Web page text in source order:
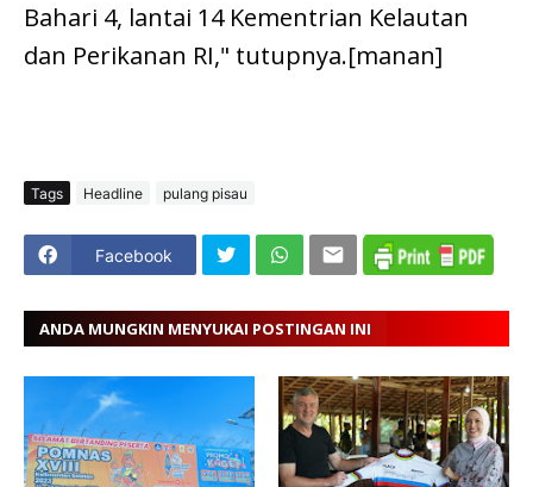
Bahari 4, lantai 14 Kementrian Kelautan
dan Perikanan RI," tutupnya.[manan]
Tags Headline pulang pisau
Facebook
ANDA MUNGKIN MENYUKAI POSTINGAN INI